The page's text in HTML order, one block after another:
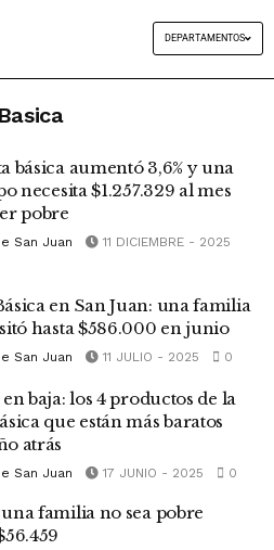
DEPARTAMENTOS
básica aumentó 3,6% y una
necesita $1.257.329 al mes
pobre
San Juan
11 DICIEMBRE - 2025
en San Juan: una familia
hasta $586.000 en junio
San Juan 11 JULIO - 2025 0
baja: los 4 productos de la
que están más baratos
atrás
San Juan 17 JUNIO - 2025 0
familia no sea pobre